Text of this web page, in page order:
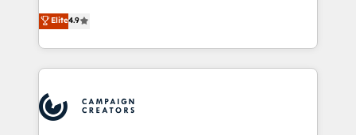
transformation process A methodology designed to
implement HubSpot effectively and optimize your
record of business transformation, our growth-first
approach has helped brands dominate their
technologies and automating their marketing and
sales processes to generate growth. Our offer spans
from Strategy to Operations. We specialize in CRM
onboarding and implementation, web design, sales
extensive experience working with tech companies
and manufacturers since 2002, we are committed to
Elite4.9